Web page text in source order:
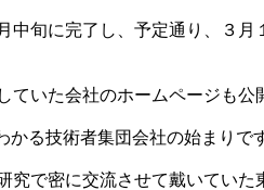
了し、予定通り、３月１
社のホームページも公開
術者集団会社の始まりで
交流させて戴いていた東